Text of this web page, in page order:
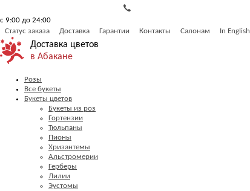
с 9:00 до 24:00
Статус заказа
Доставка Гарантии Контакты Салонам In English
Доставка цветов
в Абакане
Розы
Все букеты
Букеты цветов
Букеты из роз
Гортензии
Тюльпаны
Пионы
Хризантемы
Альстромерии
Герберы
Лилии
Эустомы